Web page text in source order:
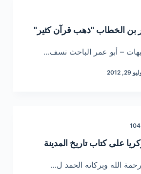
بن الخطاب "ذهب قرآن كثير"
– أبو عمر الباحث نسف…
29, 2012
على كتاب تاريخ المدينة
الله وبركاته الحمد ل…